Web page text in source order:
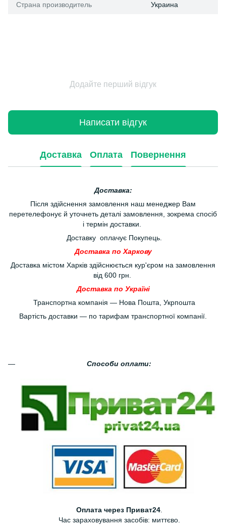
Страна производитель Украина
Додайте перший відгук
Написати відгук
Доставка Оплата Повернення
Доставка:
Після здійснення замовлення наш менеджер Вам
перетелефонує й уточнеть деталі замовлення, зокрема спосіб
і термін доставки.
Доставку оплачує Покупець.
Доставка по Харкову
Доставка містом Харків здійснюється кур'єром на замовлення
від 600 грн.
Доставка по Україні
Транспортна компанія — Нова Пошта, Укрпошта
Вартість доставки — по тарифам транспортної компанії.
Способи оплати:
Оплата через Приват24.
Час зараховування засобів: миттєво.